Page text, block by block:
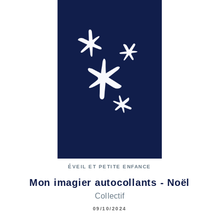
ÉVEIL ET PETITE ENFANCE
Mon imagier autocollants - Noël
Collectif
09/10/2024